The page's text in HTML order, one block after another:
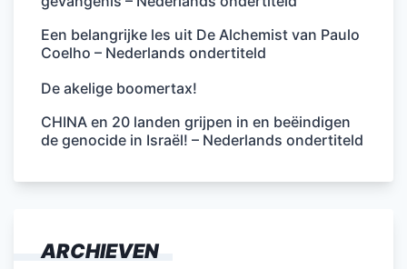
Een belangrijke les uit De Alchemist van Paulo
Coelho – Nederlands ondertiteld
De akelige boomertax!
CHINA en 20 landen grijpen in en beëindigen
de genocide in Israël! – Nederlands ondertiteld
ARCHIEVEN